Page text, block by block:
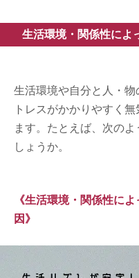
生活環境・関係性によ
生活環境や自分と人・
トレスがかかりやすく
ます。たとえば、次の
しょうか。
《生活環境・関係性に
因》